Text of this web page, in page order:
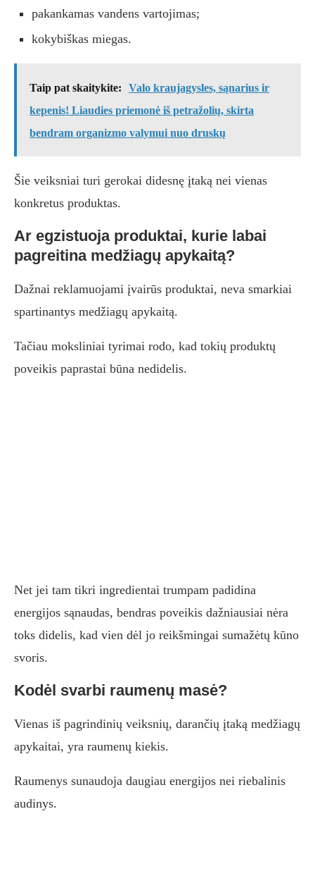
pakankamas vandens vartojimas;
kokybiškas miegas.
Taip pat skaitykite:
Valo kraujagysles, sąnarius ir
kepenis! Liaudies priemonė iš petražolių, skirta
bendram organizmo valymui nuo druskų
Šie veiksniai turi gerokai didesnę įtaką nei vienas
konkretus produktas.
Ar egzistuoja produktai, kurie labai
pagreitina medžiagų apykaitą?
Dažnai reklamuojami įvairūs produktai, neva smarkiai
spartinantys medžiagų apykaitą.
Tačiau moksliniai tyrimai rodo, kad tokių produktų
poveikis paprastai būna nedidelis.
Net jei tam tikri ingredientai trumpam padidina
energijos sąnaudas, bendras poveikis dažniausiai nėra
toks didelis, kad vien dėl jo reikšmingai sumažėtų kūno
svoris.
Kodėl svarbi raumenų masė?
Vienas iš pagrindinių veiksnių, darančių įtaką medžiagų
apykaitai, yra raumenų kiekis.
Raumenys sunaudoja daugiau energijos nei riebalinis
audinys.